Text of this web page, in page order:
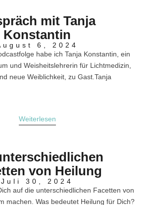
mit Tanja
Konstantin
6, 2024
habe ich Tanja Konstantin, ein
und Weisheitslehrerin für Lichtmedizin,
neue Weiblichkeit, zu Gast.Tanja
Weiterlesen
von Heilung
Juli 30, 2024
auf die unterschiedlichen Facetten von
machen. Was bedeutet Heilung für Dich?